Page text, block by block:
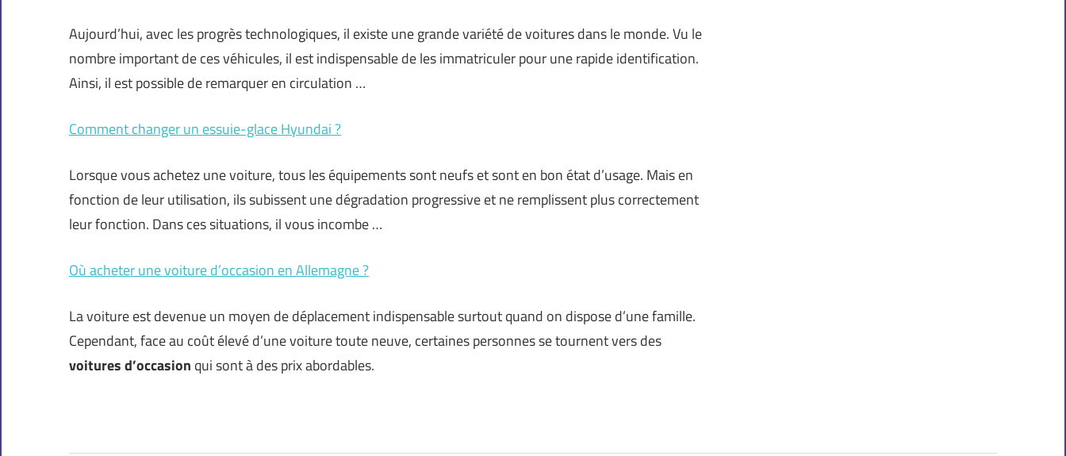
Aujourd’hui, avec les progrès technologiques, il existe une grande variété de voitures dans le monde. Vu le
nombre important de ces véhicules, il est indispensable de les immatriculer pour une rapide identification.
Ainsi, il est possible de remarquer en circulation …
Comment changer un essuie-glace Hyundai ?
Lorsque vous achetez une voiture, tous les équipements sont neufs et sont en bon état d’usage. Mais en
fonction de leur utilisation, ils subissent une dégradation progressive et ne remplissent plus correctement
leur fonction. Dans ces situations, il vous incombe …
Où acheter une voiture d’occasion en Allemagne ?
La voiture est devenue un moyen de déplacement indispensable surtout quand on dispose d’une famille.
Cependant, face au coût élevé d’une voiture toute neuve, certaines personnes se tournent vers des
voitures d’occasion qui sont à des prix abordables.